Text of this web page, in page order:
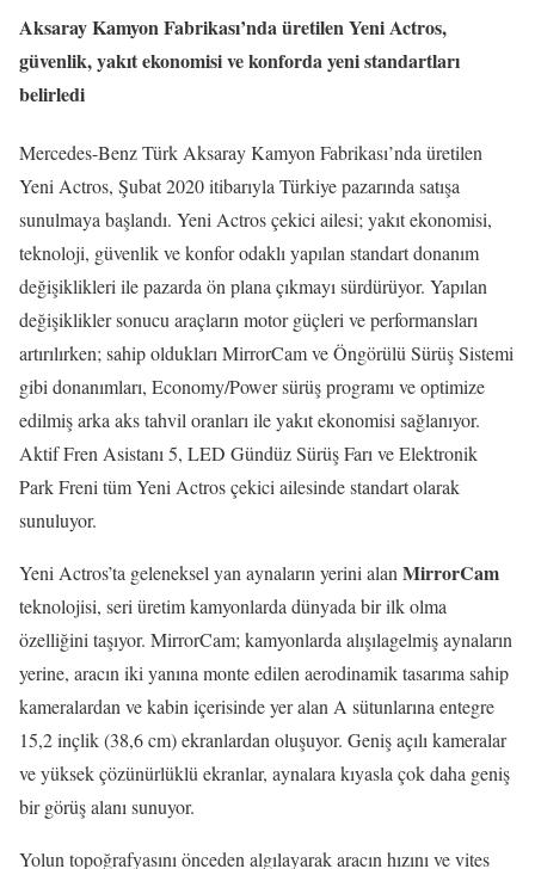
Aksaray Kamyon Fabrikası’nda üretilen Yeni Actros,
güvenlik, yakıt ekonomisi ve konforda yeni standartları
belirledi
Mercedes-Benz Türk Aksaray Kamyon Fabrikası’nda üretilen
Yeni Actros, Şubat 2020 itibarıyla Türkiye pazarında satışa
sunulmaya başlandı. Yeni Actros çekici ailesi; yakıt ekonomisi,
teknoloji, güvenlik ve konfor odaklı yapılan standart donanım
değişiklikleri ile pazarda ön plana çıkmayı sürdürüyor. Yapılan
değişiklikler sonucu araçların motor güçleri ve performansları
artırılırken; sahip oldukları MirrorCam ve Öngörülü Sürüş Sistemi
gibi donanımları, Economy/Power sürüş programı ve optimize
edilmiş arka aks tahvil oranları ile yakıt ekonomisi sağlanıyor.
Aktif Fren Asistanı 5, LED Gündüz Sürüş Farı ve Elektronik
Park Freni tüm Yeni Actros çekici ailesinde standart olarak
sunuluyor.
Yeni Actros’ta geleneksel yan aynaların yerini alan MirrorCam
teknolojisi, seri üretim kamyonlarda dünyada bir ilk olma
özelliğini taşıyor. MirrorCam; kamyonlarda alışılagelmiş aynaların
yerine, aracın iki yanına monte edilen aerodinamik tasarıma sahip
kameralardan ve kabin içerisinde yer alan A sütunlarına entegre
15,2 inçlik (38,6 cm) ekranlardan oluşuyor. Geniş açılı kameralar
ve yüksek çözünürlüklü ekranlar, aynalara kıyasla çok daha geniş
bir görüş alanı sunuyor.
Yolun topoğrafyasını önceden algılayarak aracın hızını ve vites